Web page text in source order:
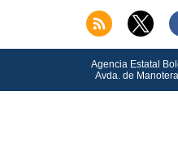
Agencia Estatal
Avda.de